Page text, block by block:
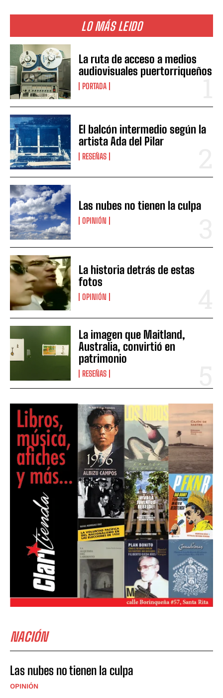
LO MÁS LEIDO
La ruta de acceso a medios
audiovisuales puertorriqueños
PORTADA
El balcón intermedio según la
artista Ada del Pilar
RESEÑAS
Las nubes no tienen la culpa
OPINIÓN
La historia detrás de estas
fotos
OPINIÓN
La imagen que Maitland,
Australia, convirtió en
patrimonio
RESEÑAS
NACIÓN
Las nubes no tienen la culpa
OPINIÓN